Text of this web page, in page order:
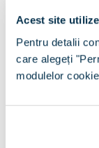
Acest site
Pentru detalii
care alegeți
modulelor
+
Plata la livrare